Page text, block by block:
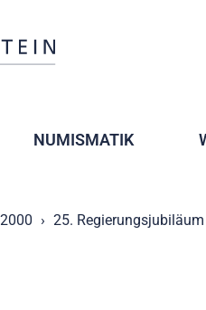
NUMISMATIK
25. Regierungsjubiläum